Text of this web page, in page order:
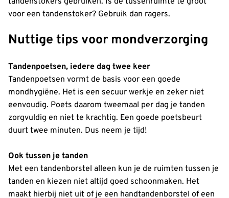
voor een tandenstoker? Gebruik dan ragers.
Nuttige tips voor mondverzorging
Tandenpoetsen, iedere dag twee keer
Tandenpoetsen vormt de basis voor een goede
mondhygiëne. Het is een secuur werkje en zeker niet
eenvoudig. Poets daarom tweemaal per dag je tanden
zorgvuldig en niet te krachtig. Een goede poetsbeurt
duurt twee minuten. Dus neem je tijd!
Ook tussen je tanden
Met een tandenborstel alleen kun je de ruimten tussen je
tanden en kiezen niet altijd goed schoonmaken. Het
maakt hierbij niet uit of je een handtandenborstel of een